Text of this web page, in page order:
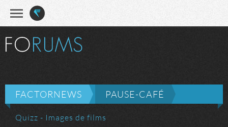
FACTORNEWS PAUSE-CAFÉ
Quizz - Images de films